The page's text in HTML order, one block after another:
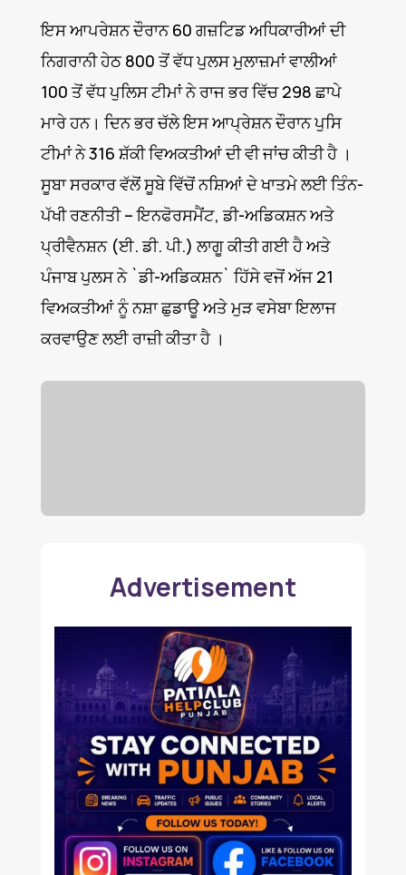
ਇਸ ਆਪਰੇਸ਼ਨ ਦੌਰਾਨ 60 ਗਜ਼ਟਿਡ ਅਧਿਕਾਰੀਆਂ ਦੀ
ਨਿਗਰਾਨੀ ਹੇਠ 800 ਤੋਂ ਵੱਧ ਪੁਲਸ ਮੁਲਾਜ਼ਮਾਂ ਵਾਲੀਆਂ
100 ਤੋਂ ਵੱਧ ਪੁਲਿਸ ਟੀਮਾਂ ਨੇ ਰਾਜ ਭਰ ਵਿੱਚ 298 ਛਾਪੇ
ਮਾਰੇ ਹਨ। ਦਿਨ ਭਰ ਚੱਲੇ ਇਸ ਆਪ੍ਰੇਸ਼ਨ ਦੌਰਾਨ ਪੁਸਿ
ਟੀਮਾਂ ਨੇ 316 ਸ਼ੱਕੀ ਵਿਅਕਤੀਆਂ ਦੀ ਵੀ ਜਾਂਚ ਕੀਤੀ ਹੈ ।
ਸੂਬਾ ਸਰਕਾਰ ਵੱਲੋਂ ਸੂਬੇ ਵਿੱਚੋਂ ਨਸ਼ਿਆਂ ਦੇ ਖਾਤਮੇ ਲਈ ਤਿੰਨ-
ਪੱਖੀ ਰਣਨੀਤੀ – ਇਨਫੋਰਸਮੈਂਟ, ਡੀ-ਅਡਿਕਸ਼ਨ ਅਤੇ
ਪ੍ਰੀਵੈਨਸ਼ਨ (ਈ. ਡੀ. ਪੀ.) ਲਾਗੂ ਕੀਤੀ ਗਈ ਹੈ ਅਤੇ
ਪੰਜਾਬ ਪੁਲਸ ਨੇ `ਡੀ-ਅਡਿਕਸ਼ਨ` ਹਿੱਸੇ ਵਜੋਂ ਅੱਜ 21
ਵਿਅਕਤੀਆਂ ਨੂੰ ਨਸ਼ਾ ਛੁਡਾਊ ਅਤੇ ਮੁੜ ਵਸੇਬਾ ਇਲਾਜ
ਕਰਵਾਉਣ ਲਈ ਰਾਜ਼ੀ ਕੀਤਾ ਹੈ ।
Advertisement